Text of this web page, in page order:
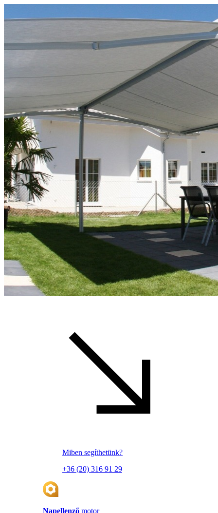
Miben segíthetünk?
+36 (20) 316 91 29
Napellenző motor